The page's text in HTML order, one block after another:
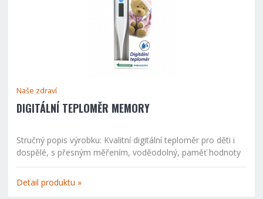
Naše zdraví
DIGITÁLNÍ TEPLOMĚR MEMORY
Stručný popis výrobku: Kvalitní digitální teploměr pro děti i
dospělé, s přesným měřením, voděodolný, paměť hodnoty
posledního měření. Funkce automatického vypnutí. Je
vhodný na měření teploty v podpaždí, dutině ústní i v...
Detail produktu »